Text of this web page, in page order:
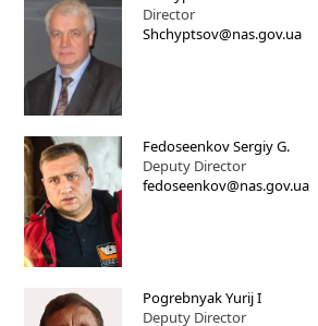
Director
Shchyptsov@nas.gov.ua
Fedoseenkov Sergiy G.
Deputy Director
fedoseenkov@nas.gov.ua
Pogrebnyak Yurij I
Deputy Director